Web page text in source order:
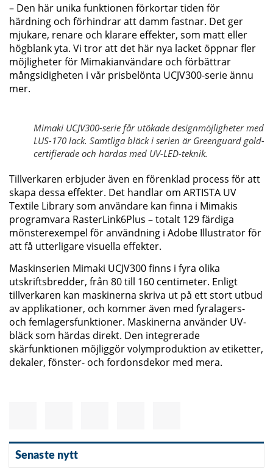
– Den här unika funktionen förkortar tiden för
härdning och förhindrar att damm fastnar. Det ger
mjukare, renare och klarare effekter, som matt eller
högblank yta. Vi tror att det här nya lacket öppnar fler
möjligheter för Mimakianvändare och förbättrar
mångsidigheten i vår prisbelönta UCJV300-serie ännu
mer.
Mimaki UCJV300-serie får utökade designmöjligheter med
LUS-170 lack. Samtliga bläck i serien är Greenguard gold-
certifierade och härdas med UV-LED-teknik.
Tillverkaren erbjuder även en förenklad process för att
skapa dessa effekter. Det handlar om ARTISTA UV
Textile Library som användare kan finna i Mimakis
programvara RasterLink6Plus – totalt 129 färdiga
mönsterexempel för användning i Adobe Illustrator för
att få utterligare visuella effekter.
Maskinserien Mimaki UCJV300 finns i fyra olika
utskriftsbredder, från 80 till 160 centimeter. Enligt
tillverkaren kan maskinerna skriva ut på ett stort utbud
av applikationer, och kommer även med fyralagers-
och femlagersfunktioner. Maskinerna använder UV-
bläck som härdas direkt. Den integrerade
skärfunktionen möjliggör volymproduktion av etiketter,
dekaler, fönster- och fordonsdekor med mera.
Senaste nytt